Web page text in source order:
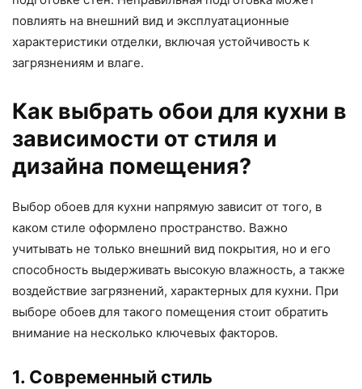
повлиять на внешний вид и эксплуатационные
характеристики отделки, включая устойчивость к
загрязнениям и влаге.
Как выбрать обои для кухни в
зависимости от стиля и
дизайна помещения?
Выбор обоев для кухни напрямую зависит от того, в
каком стиле оформлено пространство. Важно
учитывать не только внешний вид покрытия, но и его
способность выдерживать высокую влажность, а также
воздействие загрязнений, характерных для кухни. При
выборе обоев для такого помещения стоит обратить
внимание на несколько ключевых факторов.
1. Современный стиль